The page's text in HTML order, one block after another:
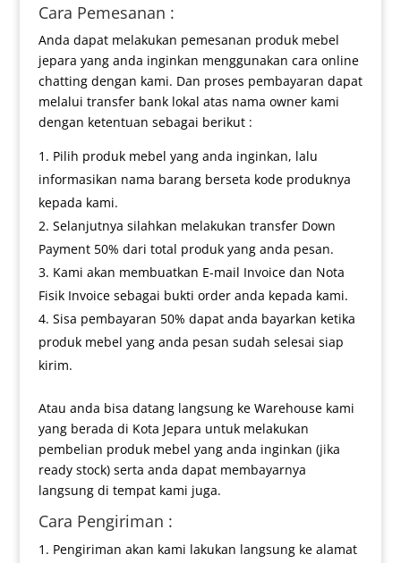
Cara Pemesanan :
Anda dapat melakukan pemesanan produk mebel
jepara yang anda inginkan menggunakan cara online
chatting dengan kami. Dan proses pembayaran dapat
melalui transfer bank lokal atas nama owner kami
dengan ketentuan sebagai berikut :
Pilih produk mebel yang anda inginkan, lalu
informasikan nama barang berseta kode produknya
kepada kami.
Selanjutnya silahkan melakukan transfer Down
Payment 50% dari total produk yang anda pesan.
Kami akan membuatkan E-mail Invoice dan Nota
Fisik Invoice sebagai bukti order anda kepada kami.
Sisa pembayaran 50% dapat anda bayarkan ketika
produk mebel yang anda pesan sudah selesai siap
kirim.
Atau anda bisa datang langsung ke Warehouse kami
yang berada di Kota Jepara untuk melakukan
pembelian produk mebel yang anda inginkan (jika
ready stock) serta anda dapat membayarnya
langsung di tempat kami juga.
Cara Pengiriman :
Pengiriman akan kami lakukan langsung ke alamat